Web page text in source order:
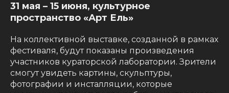
31 мая – 15 июня, культурное
пространство «Арт Ель»
На коллективной выставке, созданной в рамках
фестиваля, будут показаны произведения
участников кураторской лаборатории. Зрители
смогут увидеть картины, скульптуры,
фотографии и инсталляции, которые